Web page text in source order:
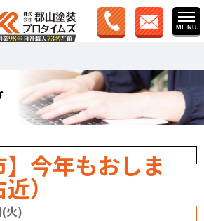
】今年もおしま
）
火)